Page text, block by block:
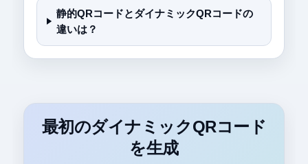
静的QRコードとダイナミックQRコードの
違いは？
最初のダイナミックQRコード
を生成